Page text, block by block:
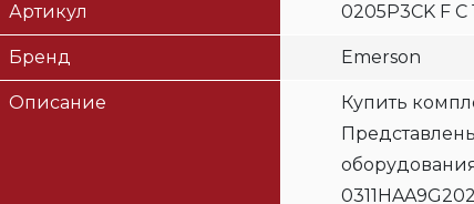
Артикул 0205P3CK F C
Бренд Emerson
Описание
Купить